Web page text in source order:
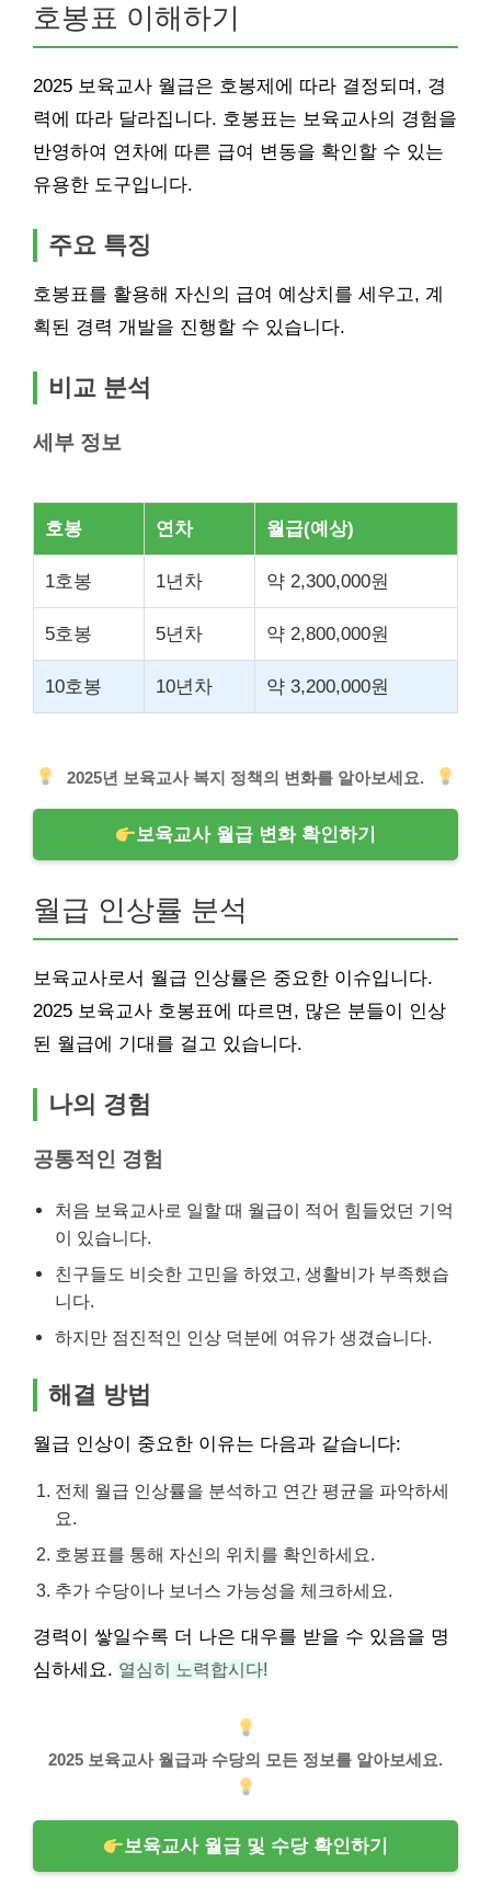
호봉표 이해하기
2025 보육교사 월급은 호봉제에 따라 결정되며, 경
력에 따라 달라집니다. 호봉표는 보육교사의 경험을
반영하여 연차에 따른 급여 변동을 확인할 수 있는
유용한 도구입니다.
주요 특징
호봉표를 활용해 자신의 급여 예상치를 세우고, 계
획된 경력 개발을 진행할 수 있습니다.
비교 분석
세부 정보
호봉 연차 월급(예상)
1호봉 1년차 약 2,300,000원
5호봉 5년차 약 2,800,000원
10호봉 10년차 약 3,200,000원
2025년 보육교사 복지 정책의 변화를 알아보세요.
보육교사 월급 변화 확인하기
월급 인상률 분석
보육교사로서 월급 인상률은 중요한 이슈입니다.
2025 보육교사 호봉표에 따르면, 많은 분들이 인상
된 월급에 기대를 걸고 있습니다.
나의 경험
공통적인 경험
처음 보육교사로 일할 때 월급이 적어 힘들었던 기억
이 있습니다.
친구들도 비슷한 고민을 하였고, 생활비가 부족했습
니다.
하지만 점진적인 인상 덕분에 여유가 생겼습니다.
해결 방법
월급 인상이 중요한 이유는 다음과 같습니다:
전체 월급 인상률을 분석하고 연간 평균을 파악하세
요.
호봉표를 통해 자신의 위치를 확인하세요.
추가 수당이나 보너스 가능성을 체크하세요.
경력이 쌓일수록 더 나은 대우를 받을 수 있음을 명
심하세요. 열심히 노력합시다!
2025 보육교사 월급과 수당의 모든 정보를 알아보세요.
보육교사 월급 및 수당 확인하기